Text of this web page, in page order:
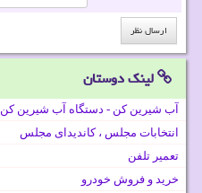
لینک دوستان
آب شیرین کن - دستگاه آب شیرین کن
انتخابات مجلس ، کاندیدای مجلس
تعمیر تلفن
خرید و فروش خودرو